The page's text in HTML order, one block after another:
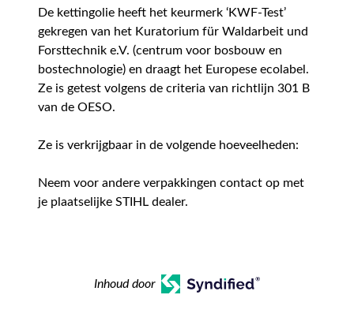
De kettingolie heeft het keurmerk ‘KWF-Test’
gekregen van het Kuratorium für Waldarbeit und
Forsttechnik e.V. (centrum voor bosbouw en
bostechnologie) en draagt het Europese ecolabel.
Ze is getest volgens de criteria van richtlijn 301 B
van de OESO.
Ze is verkrijgbaar in de volgende hoeveelheden:
Neem voor andere verpakkingen contact op met
je plaatselijke STIHL dealer.
Inhoud door